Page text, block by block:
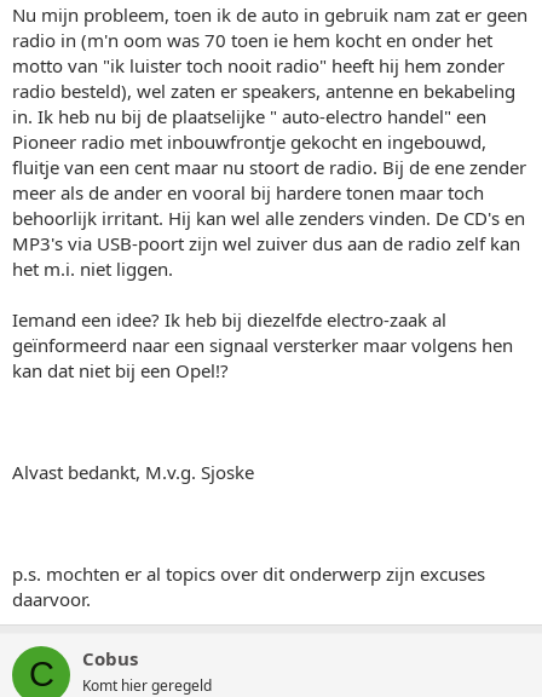
Nu mijn probleem, toen ik de auto in gebruik nam zat er geen
radio in (m'n oom was 70 toen ie hem kocht en onder het
motto van "ik luister toch nooit radio" heeft hij hem zonder
radio besteld), wel zaten er speakers, antenne en bekabeling
in. Ik heb nu bij de plaatselijke " auto-electro handel" een
Pioneer radio met inbouwfrontje gekocht en ingebouwd,
fluitje van een cent maar nu stoort de radio. Bij de ene zender
meer als de ander en vooral bij hardere tonen maar toch
behoorlijk irritant. Hij kan wel alle zenders vinden. De CD's en
MP3's via USB-poort zijn wel zuiver dus aan de radio zelf kan
het m.i. niet liggen.
Iemand een idee? Ik heb bij diezelfde electro-zaak al
geïnformeerd naar een signaal versterker maar volgens hen
kan dat niet bij een Opel!?
Alvast bedankt, M.v.g. Sjoske
p.s. mochten er al topics over dit onderwerp zijn excuses
daarvoor.
C Cobus
Komt hier geregeld